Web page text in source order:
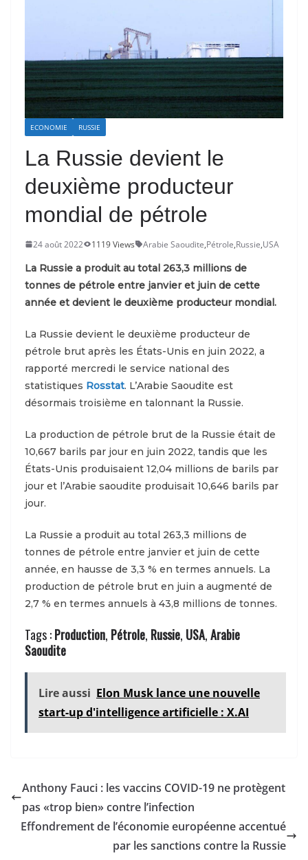
ECONOMIE RUSSIE
La Russie devient le
deuxième producteur
mondial de pétrole
24 août 2022 1119 Views Arabie Saoudite,Pétrole,Russie,USA
La Russie a produit au total 263,3 millions de
tonnes de pétrole entre janvier et juin de cette
année et devient le deuxième producteur mondial.
La Russie devient le deuxième producteur de
pétrole brut après les États-Unis en juin 2022, a
rapporté mercredi le service national des
statistiques Rosstat. L’Arabie Saoudite est
désormais troisième en talonnant la Russie.
La production de pétrole brut de la Russie était de
10,667 barils par jour en juin 2022, tandis que les
États-Unis produisaient 12,04 millions de barils par
jour et l’Arabie saoudite produisait 10,646 barils par
jour.
La Russie a produit au total 263,3 millions de
tonnes de pétrole entre janvier et juin de cette
année, en hausse de 3,3 % en termes annuels. La
production de pétrole brut en juin a augmenté de
2,7 % en termes annuels à 43,8 millions de tonnes.
Tags :Production, Pétrole, Russie, USA,Arabie
Saoudite
Lire aussi Elon Musk lance une nouvelle
start-up d'intelligence artificielle : X.AI
Anthony Fauci : les vaccins COVID-19 ne protègent
pas «trop bien» contre l’infection
Effondrement de l’économie européenne accentué
par les sanctions contre la Russie